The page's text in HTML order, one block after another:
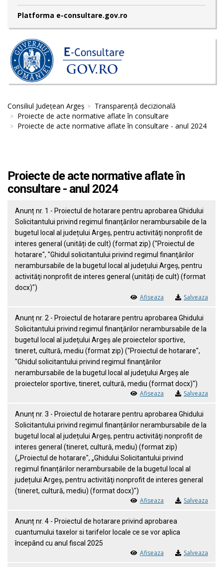
Platforma e-consultare.gov.ro
Consiliul Județean Argeș
Transparență decizională
Proiecte de acte normative aflate în consultare
Proiecte de acte normative aflate în consultare - anul 2024
Proiecte de acte normative aflate în
consultare - anul 2024
Anunț nr. 1 - Proiectul de hotarare pentru aprobarea Ghidului
Solicitantului privind regimul finanţărilor nerambursabile de la
bugetul local al județului Argeș, pentru activităţi nonprofit de
interes general (unități de cult) (format zip) ("Proiectul de
hotarare", "Ghidul solicitantului privind regimul finanţărilor
nerambursabile de la bugetul local al județului Argeș, pentru
activităţi nonprofit de interes general (unități de cult) (format
docx)")
Afiseaza Salveaza
Anunț nr. 2 - Proiectul de hotarare pentru aprobarea Ghidului
Solicitantului privind regimul finanţărilor nerambursabile de la
bugetul local al judeţului Argeş ale proiectelor sportive,
tineret, cultură, mediu (format zip) ("Proiectul de hotarare",
"Ghidul solicitantului privind regimul finanţărilor
nerambursabile de la bugetul local al judeţului Argeş ale
proiectelor sportive, tineret, cultură, mediu (format docx)")
Afiseaza Salveaza
Anunț nr. 3 - Proiectul de hotarare pentru aprobarea Ghidului
Solicitantului privind regimul finanțărilor nerambursabile de la
bugetul local al județului Argeș, pentru activităţi nonprofit de
interes general (tineret, cultură, mediu) (format zip)
(„Proiectul de hotarare", „Ghidului Solicitantului privind
regimul finanțărilor nerambursabile de la bugetul local al
județului Argeș, pentru activităţi nonprofit de interes general
(tineret, cultură, mediu) (format docx)")
Afiseaza Salveaza
Anunț nr. 4 - Proiectul de hotarare privind aprobarea
cuantumului taxelor si tarifelor locale ce se vor aplica
începând cu anul fiscal 2025
Afiseaza Salveaza